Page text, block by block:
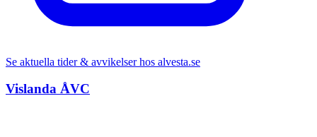
Se aktuella tider & avvikelser hos alvesta.se
Vislanda ÅVC